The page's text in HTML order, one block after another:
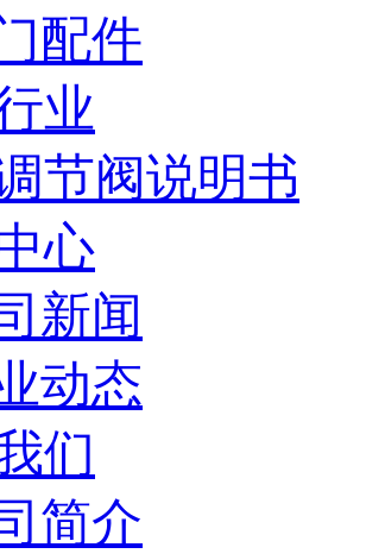
配件
业
节阀说明书
心
新闻
动态
们
简介